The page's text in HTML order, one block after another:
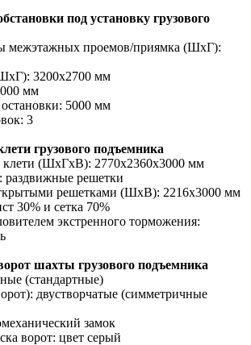
под установку грузового
межэтажных проемов/приямка (ШхГ):
3200х2700 мм
мм
5000 мм
3
грузового подъемника
клети (ШхГхВ): 2770х2360х3000 мм
раздвижные решетки
решетками (ШхВ): 2216х3000 мм
30% и сетка 70%
экстренного торможения:
шахты грузового подъемника
(стандартные)
двустворчатые (симметричные
замок
ворот: цвет серый